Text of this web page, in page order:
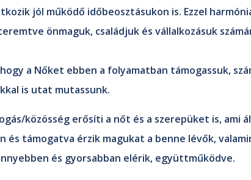
jól működő időbeosztásukon is. Ezzel
önmaguk, családjuk és vállalkozásuk
a Nőket ebben a folyamatban támogassuk,
is utat mutassunk.
közösség erősíti a nőt és a szerepüket is, ami
és támogatva érzik magukat a benne lévők,
és gyorsabban elérik, együttműködve.